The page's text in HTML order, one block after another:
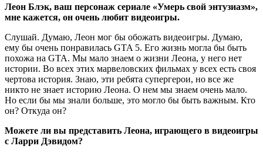
Леон Блэк, ваш персонаж сериале «Умерь свой энтузиазм»,
мне кажется, он очень любит видеоигры.
Слушай. Думаю, Леон мог бы обожать видеоигры. Думаю,
ему бы очень понравилась GTA 5. Его жизнь могла бы быть
похожа на GTA. Мы мало знаем о жизни Леона, у него нет
истории. Во всех этих марвеловских фильмах у всех есть своя
чертова история. Знаю, эти ребята супергерои, но все же
никто не знает историю Леона. О нем мы знаем очень мало.
Но если бы мы знали больше, это могло бы быть важным. Кто
он? Откуда он?
Можете ли вы представить Леона, играющего в видеоигры
с Ларри Дэвидом?